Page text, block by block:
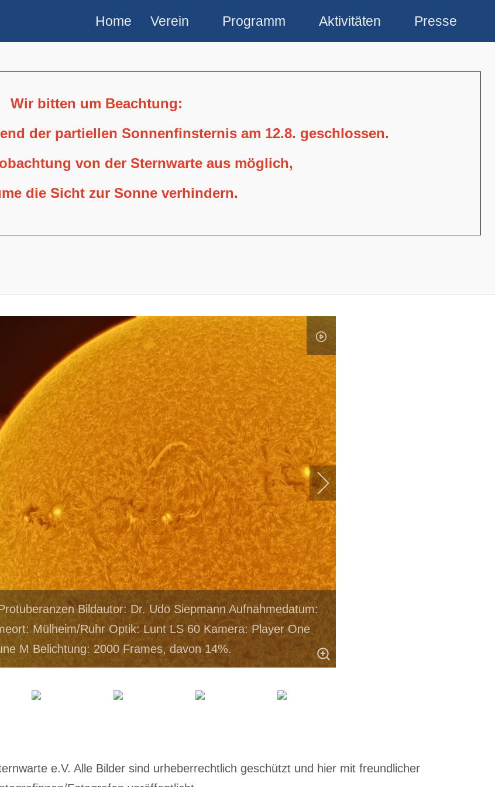
Home Verein Programm Aktivitäten Presse
Wir bitten um Beachtung:
der partiellen Sonnenfinsternis am 12.8. geschlossen.
von der Sternwarte aus möglich,
die Sicht zur Sonne verhindern.
Bildautor: Dr. Udo Siepmann Aufnahmedatum:
Mülheim/Ruhr Optik: Lunt LS 60 Kamera: Player One
M Belichtung: 2000 Frames, davon 14%.
e.V. Alle Bilder sind urheberrechtlich geschützt und hier mit freundlicher